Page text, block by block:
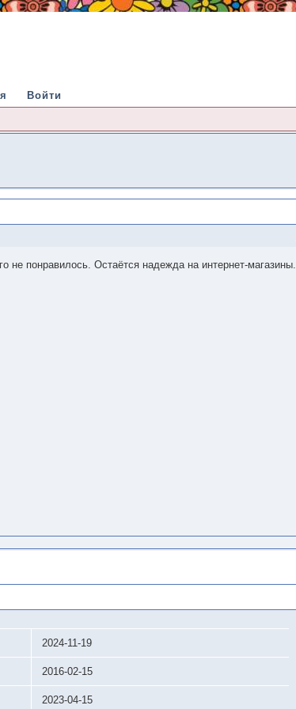
Войти
не понравилось. Остаётся надежда на интернет-магазины.
2024-11-19
2016-02-15
2023-04-15